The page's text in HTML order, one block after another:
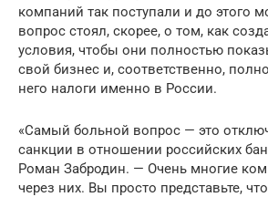
компаний так поступали и до этого
вопрос стоял, скорее, о том, как
условия, чтобы они полностью
свой бизнес и, соответственно,
него налоги именно в России.
«Самый больной вопрос — это
санкции в отношении российских
Роман Забродин. — Очень многие
через них. Вы просто представьте,